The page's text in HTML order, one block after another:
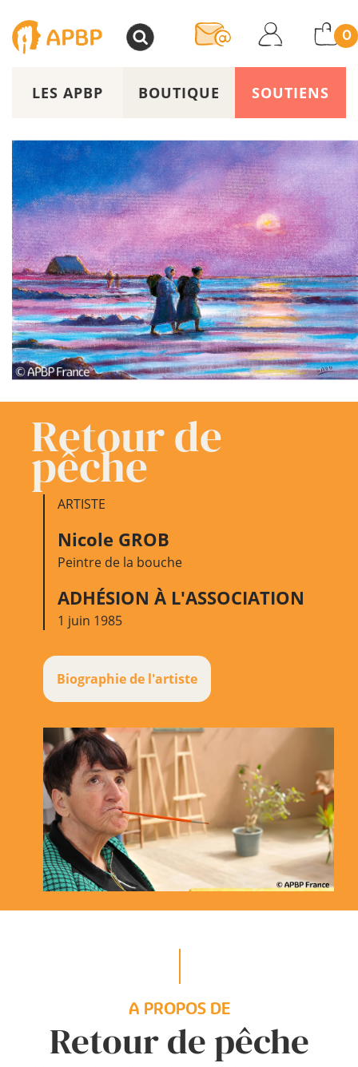
0
LES APBP BOUTIQUE SOUTIENS
Retour de
pêche
ARTISTE
Nicole GROB
Peintre de la bouche
ADHÉSION À L'ASSOCIATION
1 juin 1985
Biographie de l'artiste
A PROPOS DE
Retour de pêche